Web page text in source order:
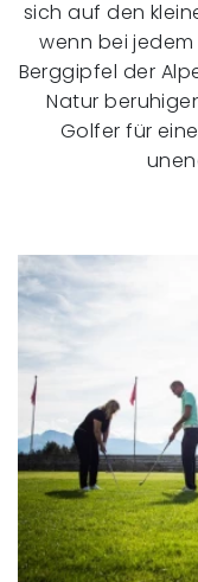
sich auf den
wenn bei
Berggipfel der
Natur
Golfer für